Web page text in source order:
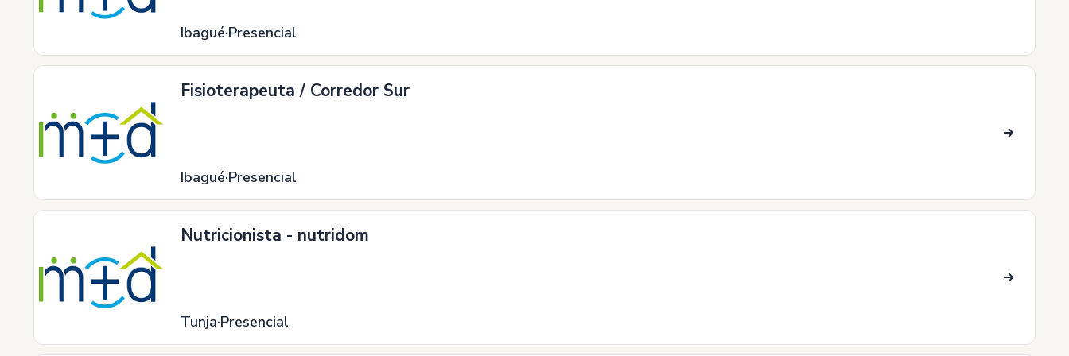
Ibagué Presencial
Fisioterapeuta / Corredor Sur
Ibagué Presencial
Nutricionista - nutridom
Tunja Presencial